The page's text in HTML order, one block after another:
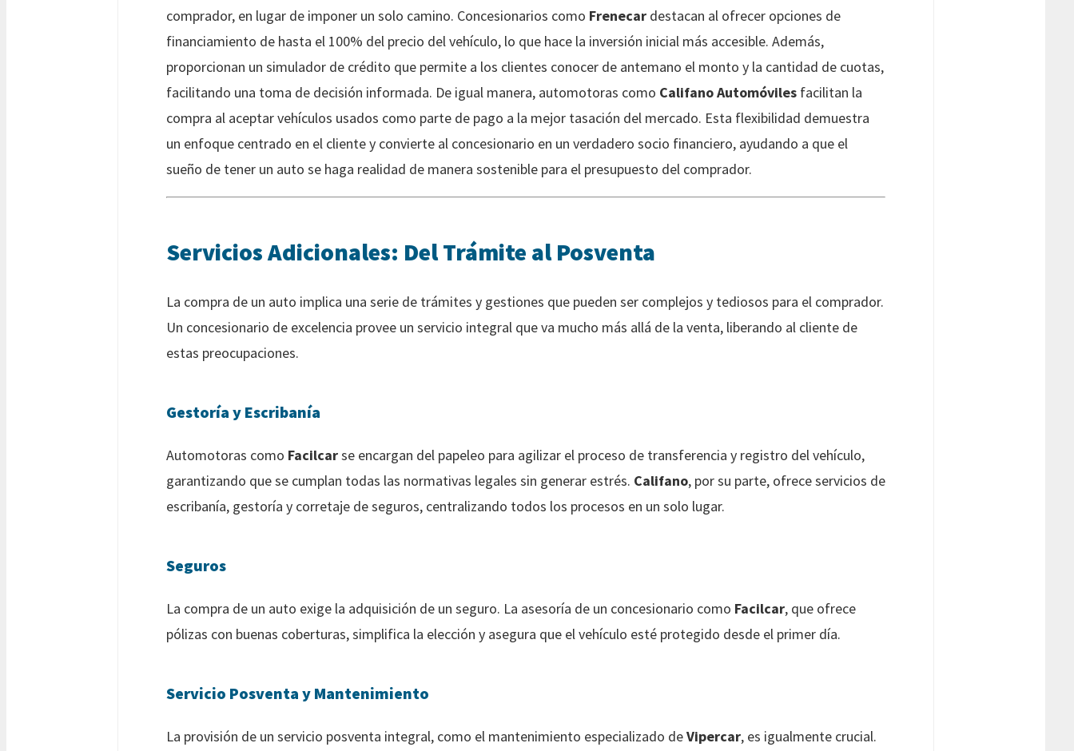
comprador, en lugar de imponer un solo camino. Concesionarios como Frenecar destacan al ofrecer opciones de
financiamiento de hasta el 100% del precio del vehículo, lo que hace la inversión inicial más accesible. Además,
proporcionan un simulador de crédito que permite a los clientes conocer de antemano el monto y la cantidad de cuotas,
facilitando una toma de decisión informada. De igual manera, automotoras como Califano Automóviles facilitan la
compra al aceptar vehículos usados como parte de pago a la mejor tasación del mercado. Esta flexibilidad demuestra
un enfoque centrado en el cliente y convierte al concesionario en un verdadero socio financiero, ayudando a que el
sueño de tener un auto se haga realidad de manera sostenible para el presupuesto del comprador.
Servicios Adicionales: Del Trámite al Posventa
La compra de un auto implica una serie de trámites y gestiones que pueden ser complejos y tediosos para el comprador.
Un concesionario de excelencia provee un servicio integral que va mucho más allá de la venta, liberando al cliente de
estas preocupaciones.
Gestoría y Escribanía
Automotoras como Facilcarse encargan del papeleo para agilizar el proceso de transferencia y registro del vehículo,
garantizando que se cumplan todas las normativas legales sin generar estrés. Califano, por su parte, ofrece servicios de
escribanía, gestoría y corretaje de seguros, centralizando todos los procesos en un solo lugar.
Seguros
La compra de un auto exige la adquisición de un seguro. La asesoría de un concesionario como Facilcar, que ofrece
pólizas con buenas coberturas, simplifica la elección y asegura que el vehículo esté protegido desde el primer día.
Servicio Posventa y Mantenimiento
La provisión de un servicio posventa integral, como el mantenimiento especializado deVipercar, es igualmente crucial.